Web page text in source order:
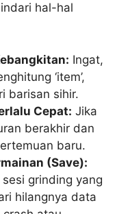
hal-hal
Ingat,
‘item’,
barisan sihir.
Cepat: Jika
berakhir dan
baru.
(Save):
grinding yang
hilangnya data